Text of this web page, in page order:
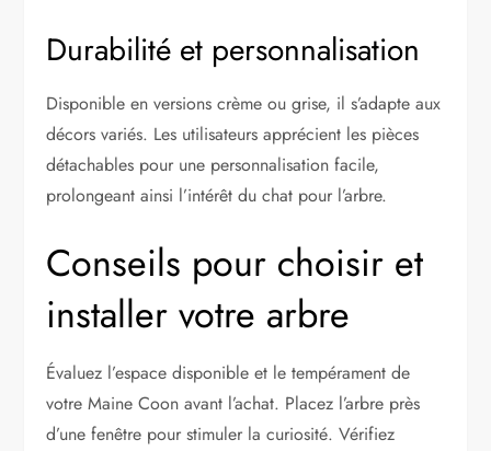
Durabilité et personnalisation
Disponible en versions crème ou grise, il s’adapte aux
décors variés. Les utilisateurs apprécient les pièces
détachables pour une personnalisation facile,
prolongeant ainsi l’intérêt du chat pour l’arbre.
Conseils pour choisir et
installer votre arbre
Évaluez l’espace disponible et le tempérament de
votre Maine Coon avant l’achat. Placez l’arbre près
d’une fenêtre pour stimuler la curiosité. Vérifiez